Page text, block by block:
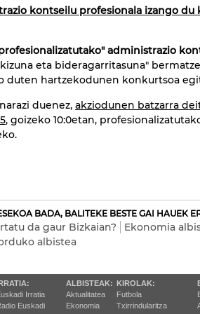
kontseilu profesionala izango du
administrazio
eta bideragarritasuna"
duten hartzekodunen konkurtsoa
duenez, akziodunen batzarra
, goizeko 10:0etan,
BADA, BALITEKE BESTE GAI HAUEK
da gaur Bizkaian?
Ekonomia
albistea
Irratia
Euskadi
ALBISTEAK:
Aktualitatea
Ekonomia
KIROLAK:
Futbola
Txirrindularitza